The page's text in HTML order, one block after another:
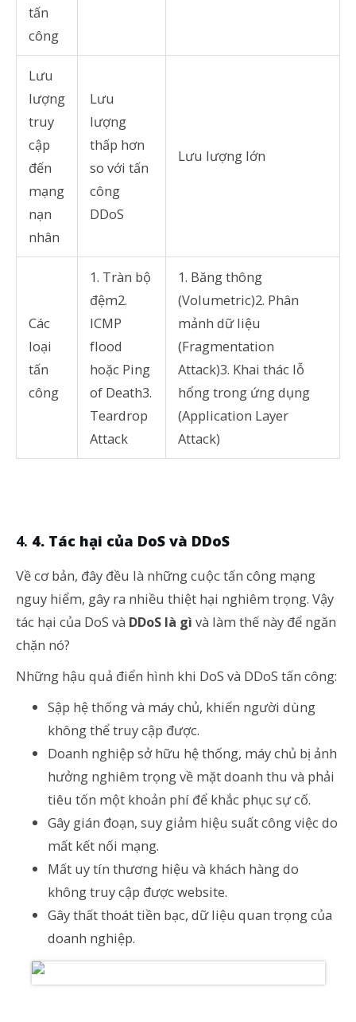
tấn
công
Lưu
lượng
truy
cập
đến
mạng
nạn
nhân
Lưu
lượng
thấp hơn
so với tấn
công
DDoS
Lưu lượng lớn
Các
loại
tấn
công
1. Tràn bộ
đệm2.
ICMP
flood
hoặc Ping
of Death3.
Teardrop
Attack
1. Băng thông
(Volumetric)2. Phân
mảnh dữ liệu
(Fragmentation
Attack)3. Khai thác lỗ
hổng trong ứng dụng
(Application Layer
Attack)
4. Tác hại của DoS và DDoS
Về cơ bản, đây đều là những cuộc tấn công mạng
nguy hiểm, gây ra nhiều thiệt hại nghiêm trọng. Vậy
tác hại của DoS và DDoS là gì và làm thế này để ngăn
chặn nó?
Những hậu quả điển hình khi DoS và DDoS tấn công:
Sập hệ thống và máy chủ, khiến người dùng
không thể truy cập được.
Doanh nghiệp sở hữu hệ thống, máy chủ bị ảnh
hưởng nghiêm trọng về mặt doanh thu và phải
tiêu tốn một khoản phí để khắc phục sự cố.
Gây gián đoạn, suy giảm hiệu suất công việc do
mất kết nối mạng.
Mất uy tín thương hiệu và khách hàng do
không truy cập được website.
Gây thất thoát tiền bạc, dữ liệu quan trọng của
doanh nghiệp.